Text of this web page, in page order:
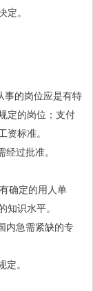
定。
事的岗位应是有特
定的岗位；支付
资标准。
过批准。
确定的用人单
识水平。
内急需紧缺的专
。